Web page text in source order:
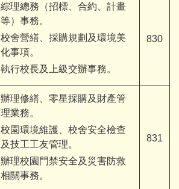
綜理總務（招標、合約、計畫
等）事務。
校舍營繕、採購規劃及環境美
化事項。
執行校長及上級交辦事務。
830
辦理修繕、零星採購及財產管
理業務。
校園環境維護、校舍安全檢查
及技工工友管理。
辦理校園門禁安全及災害防救
相關事務。
831